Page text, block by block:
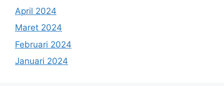
April 2024
Maret 2024
Februari 2024
Januari 2024